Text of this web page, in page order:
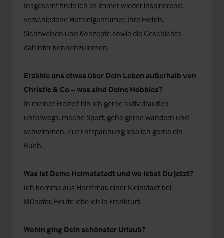
Insgesamt finde ich es immer wieder inspirierend,
verschiedene Hoteleigentümer, Ihre Hotels,
Sichtweisen und Konzepte sowie die Geschichte
dahinter kennenzulernen.
Erzähle uns etwas über Dein Leben außerhalb von
Christie & Co – was sind Deine Hobbies?
In meiner Freizeit bin ich gerne aktiv draußen
unterwegs, mache Sport, gehe gerne wandern und
schwimmen. Zur Entspannung lese ich gerne ein
Buch.
Was ist Deine Heimatstadt und wo lebst Du jetzt?
Ich komme aus Horstmar, einer Kleinstadt bei
Münster. Heute lebe ich in Frankfurt.
Wohin ging Dein schönster Urlaub?